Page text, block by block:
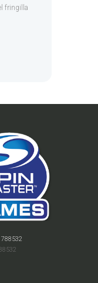
fringilla